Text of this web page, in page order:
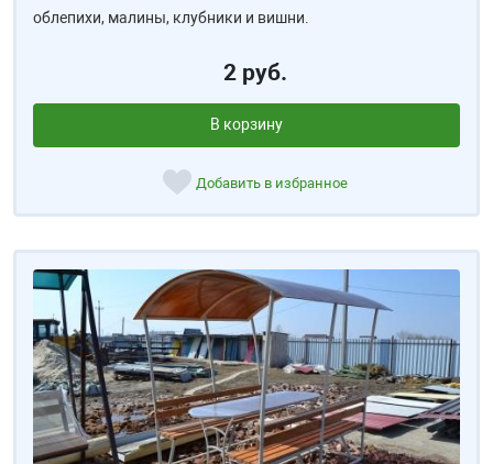
облепихи, малины, клубники и вишни.
2 руб.
В корзину
Добавить в избранное